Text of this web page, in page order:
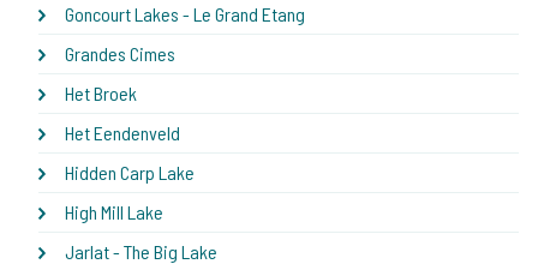
Goncourt Lakes - Le Grand Etang
Grandes Cimes
Het Broek
Het Eendenveld
Hidden Carp Lake
High Mill Lake
Jarlat - The Big Lake